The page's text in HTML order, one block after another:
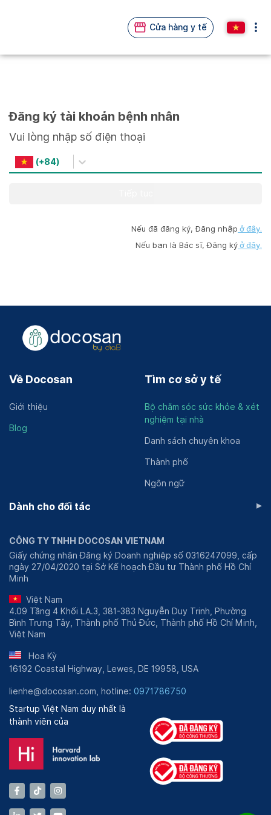
Cửa hàng y tế
Đăng ký tài khoản bệnh nhân
Vui lòng nhập số điện thoại
(+84)
Nếu đã đăng ký, Đăng nhập ở đây.
Nếu bạn là Bác sĩ, Đăng kýở đây.
Về Docosan
Giới thiệu
Blog
Tìm cơ sở y tế
Bộ chăm sóc sức khỏe & xét
nghiệm tại nhà
Danh sách chuyên khoa
Thành phố
Ngôn ngữ
Dành cho đối tác ▸
CÔNG TY TNHH DOCOSAN VIETNAM
Giấy chứng nhận Đăng ký Doanh nghiệp số 0316247099, cấp
ngày 27/04/2020 tại Sở Kế hoạch Đầu tư Thành phố Hồ Chí
Minh
Việt Nam
4.09 Tầng 4 Khối LA.3, 381-383 Nguyễn Duy Trinh, Phường
Bình Trưng Tây, Thành phố Thủ Đức, Thành phố Hồ Chí Minh,
Việt Nam
Hoa Kỳ
16192 Coastal Highway, Lewes, DE 19958, USA
lienhe@docosan.com, hotline: 0971786750
Startup Việt Nam duy nhất là
thành viên của